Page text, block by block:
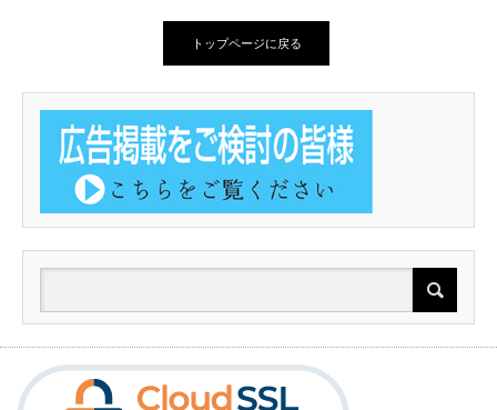
トップページに戻る